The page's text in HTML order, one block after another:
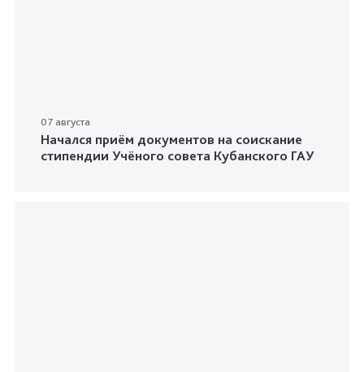
07 августа
Начался приём документов на соискание
стипендии Учёного совета Кубанского ГАУ